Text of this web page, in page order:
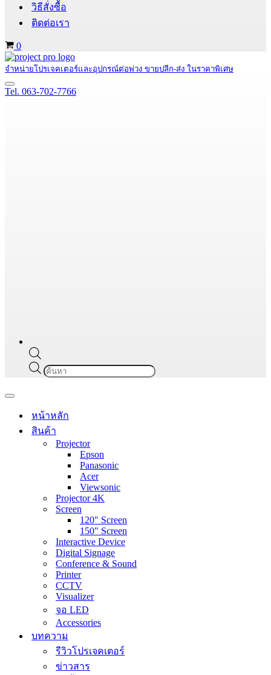
วิธีสั่งซื้อ
ติดต่อเรา
Cart
0
จำหน่ายโปรเจคเตอร์และอุปกรณ์ต่อพ่วง ขายปลีก-ส่ง ในราคาพิเศษ
Navigation
Menu
Tel. 063-702-7766
Products
search
Navigation
หน้าหลัก
สินค้า
Projector
Epson
Panasonic
Acer
Viewsonic
Projector 4K
Screen
120″ Screen
150″ Screen
Interactive Device
Digital Signage
Conference & Sound
Printer
CCTV
Visualizer
จอ LED
Accessories
บทความ
รีวิวโปรเจคเตอร์
ข่าวสาร